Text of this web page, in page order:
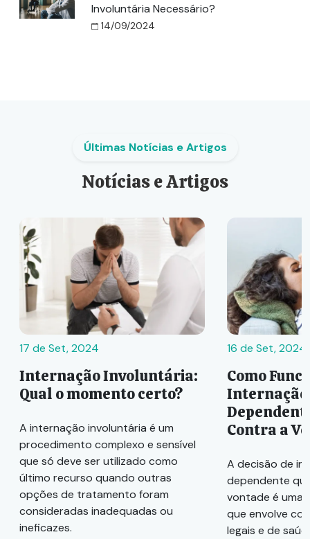
Involuntária Necessário?
14/09/2024
Últimas Notícias e Artigos
Notícias e Artigos
17 de Set, 2024
Internação Involuntária:
Qual o momento certo?
A internação involuntária é um
procedimento complexo e sensível
que só deve ser utilizado como
último recurso quando outras
opções de tratamento foram
consideradas inadequadas ou
ineficazes.
16 de Set, 2024
Como
Internação
Contra a
A decisão de
dependente
vontade é uma
que envolve
legais e de